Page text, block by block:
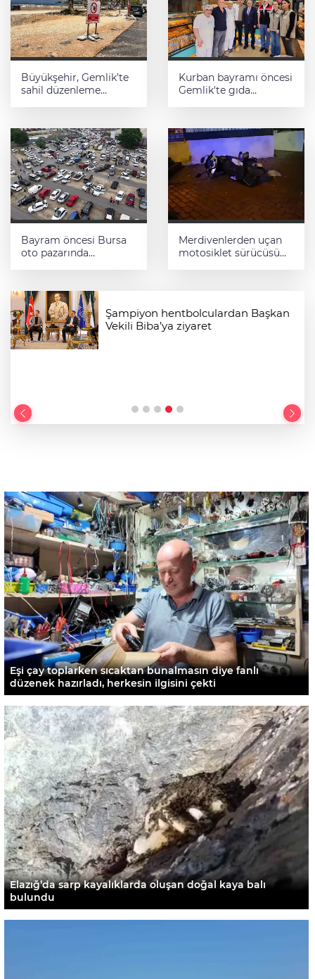
Büyükşehir, Gemlik’te
sahil düzenleme
Kurban bayramı öncesi
Gemlik'te gıda
Bayram öncesi Bursa
oto pazarında
Merdivenlerden uçan
motosiklet sürücüsü
Şampiyon hentbolculardan Başkan
Vekili Biba’ya ziyaret
Eşi çay toplarken sıcaktan bunalmasın diye fanlı
düzenek hazırladı, herkesin ilgisini çekti
Elazığ’da sarp kayalıklarda oluşan doğal kaya balı
bulundu